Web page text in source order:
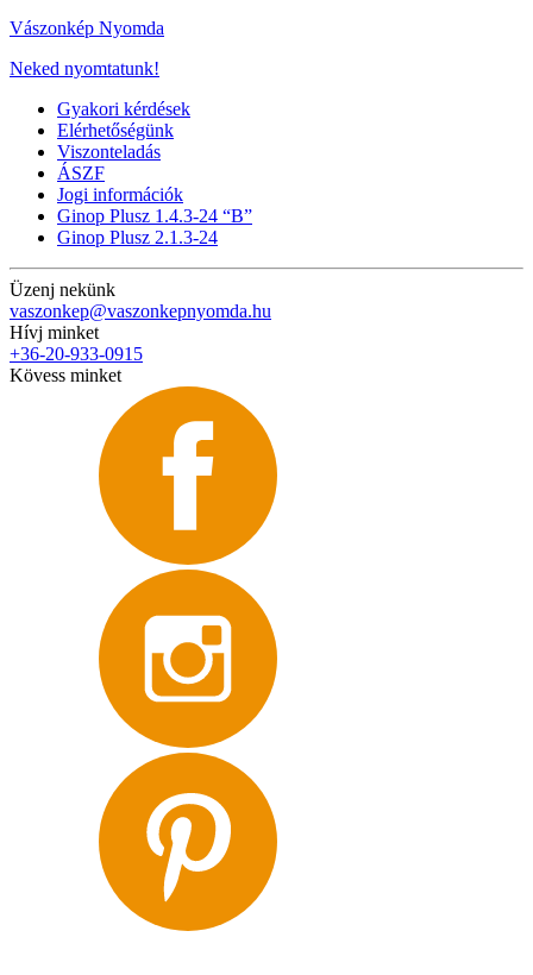
Vászonkép Nyomda
Neked nyomtatunk!
Gyakori kérdések
Elérhetőségünk
Viszonteladás
ÁSZF
Jogi információk
Ginop Plusz 1.4.3-24 “B”
Ginop Plusz 2.1.3-24
Üzenj nekünk
vaszonkep@vaszonkepnyomda.hu
Hívj minket
+36-20-933-0915
Kövess minket